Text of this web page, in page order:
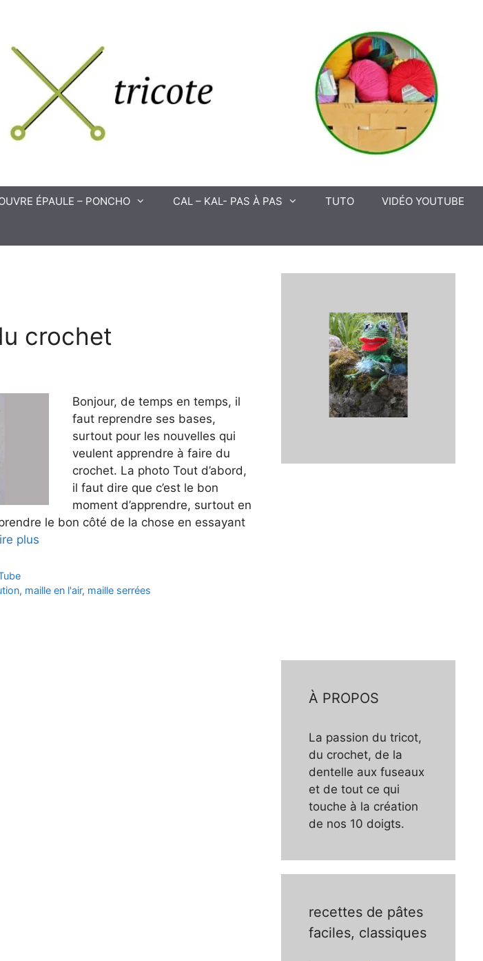
ÉPAULE – PONCHO CAL – KAL- PAS À PAS TUTO VIDÉO YOUTUBE
crochet
Bonjour, de temps en temps, il
faut reprendre ses bases,
surtout pour les nouvelles qui
veulent apprendre à faire du
crochet. La photo Tout d’abord,
il faut dire que c’est le bon
moment d’apprendre, surtout en
le bon côté de la chose en essayant
plus
, maille en l'air, maille serrées
À PROPOS
La passion du tricot,
du crochet, de la
dentelle aux fuseaux
et de tout ce qui
touche à la création
de nos 10 doigts.
recettes de pâtes
faciles, classiques